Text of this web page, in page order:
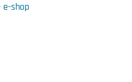
e-shop